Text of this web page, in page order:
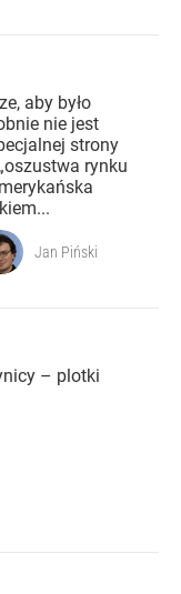
aby było
nie jest
strony
rynku
Jan Piński
– plotki